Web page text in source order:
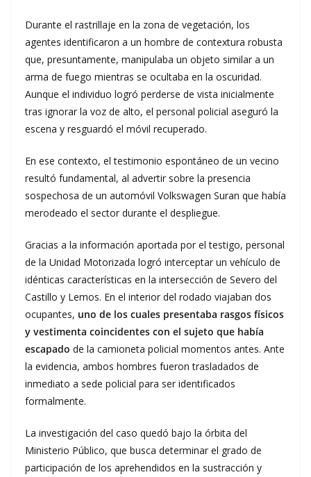
Durante el rastrillaje en la zona de vegetación, los
agentes identificaron a un hombre de contextura robusta
que, presuntamente, manipulaba un objeto similar a un
arma de fuego mientras se ocultaba en la oscuridad.
Aunque el individuo logró perderse de vista inicialmente
tras ignorar la voz de alto, el personal policial aseguró la
escena y resguardó el móvil recuperado.
En ese contexto, el testimonio espontáneo de un vecino
resultó fundamental, al advertir sobre la presencia
sospechosa de un automóvil Volkswagen Suran que había
merodeado el sector durante el despliegue.
Gracias a la información aportada por el testigo, personal
de la Unidad Motorizada logró interceptar un vehículo de
idénticas características en la intersección de Severo del
Castillo y Lemos. En el interior del rodado viajaban dos
ocupantes, uno de los cuales presentaba rasgos físicos
y vestimenta coincidentes con el sujeto que había
escapado de la camioneta policial momentos antes. Ante
la evidencia, ambos hombres fueron trasladados de
inmediato a sede policial para ser identificados
formalmente.
La investigación del caso quedó bajo la órbita del
Ministerio Público, que busca determinar el grado de
participación de los aprehendidos en la sustracción y